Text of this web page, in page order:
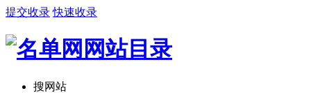
提交收录 快速收录
搜网站